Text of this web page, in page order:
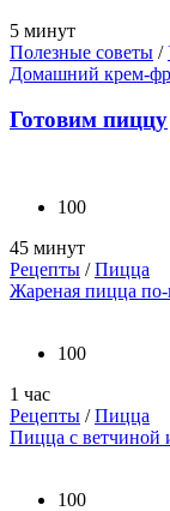
5 минут
Полезные советы /
Домашний крем-
Готовим пиццу
100
45 минут
Рецепты /Пицца
Жареная пицца по-
100
1 час
Рецепты /Пицца
Пицца с ветчиной
100